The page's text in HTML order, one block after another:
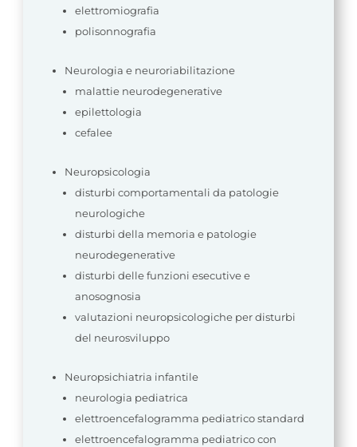
elettromiografia
polisonnografia
Neurologia e neuroriabilitazione
malattie neurodegenerative
epilettologia
cefalee
Neuropsicologia
disturbi comportamentali da patologie
neurologiche
disturbi della memoria e patologie
neurodegenerative
disturbi delle funzioni esecutive e
anosognosia
valutazioni neuropsicologiche per disturbi
del neurosviluppo
Neuropsichiatria infantile
neurologia pediatrica
elettroencefalogramma pediatrico standard
elettroencefalogramma pediatrico con